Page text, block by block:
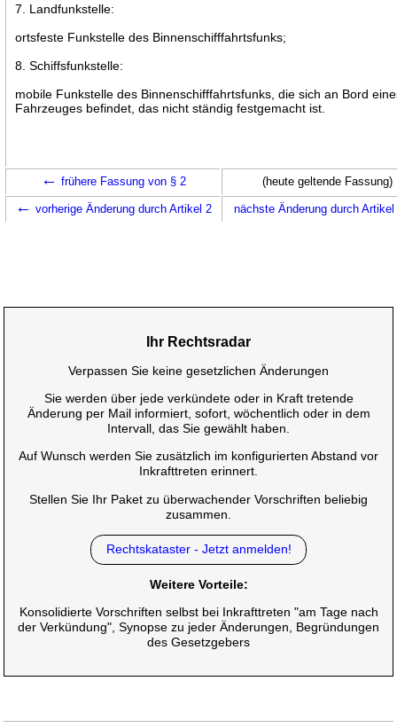
7. Landfunkstelle:
ortsfeste Funkstelle des Binnenschifffahrtsfunks;
8. Schiffsfunkstelle:
mobile Funkstelle des Binnenschifffahrtsfunks, die sich an Bord
Fahrzeuges befindet, das nicht ständig festgemacht ist.
← frühere Fassung von § 2 (heute geltende Fassung)
← vorherige Änderung durch Artikel 2 nächste Änderung durch
Ihr Rechtsradar
Verpassen Sie keine gesetzlichen Änderungen
Sie werden über jede verkündete oder in Kraft tretende
Änderung per Mail informiert, sofort, wöchentlich oder in dem
Intervall, das Sie gewählt haben.
Auf Wunsch werden Sie zusätzlich im konfigurierten Abstand vor
Inkrafttreten erinnert.
Stellen Sie Ihr Paket zu überwachender Vorschriften beliebig
zusammen.
Rechtskataster - Jetzt anmelden!
Weitere Vorteile:
Konsolidierte Vorschriften selbst bei Inkrafttreten "am Tage nach
der Verkündung", Synopse zu jeder Änderungen, Begründungen
des Gesetzgebers